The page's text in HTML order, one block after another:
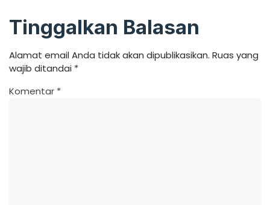
Tinggalkan Balasan
Alamat email Anda tidak akan dipublikasikan. Ruas yang
wajib ditandai *
Komentar *